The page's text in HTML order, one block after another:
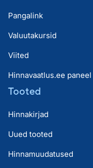
Pangalink
Valuutakursid
Viited
Hinnavaatlus.ee paneel
Tooted
Hinnakirjad
Uued tooted
Hinnamuudatused